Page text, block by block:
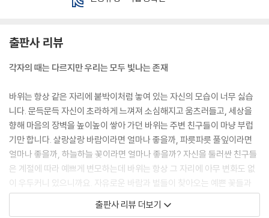
출판사 리뷰
각자의 때는 다르지만 우리는 모두 빛나는 존재
바위는 항상 같은 자리에 붙박이처럼 놓여 있는 자신의 모습이 너무 싫습
니다. 문득문득 자신이 초라하게 느껴져 소심해지고 움츠러들고, 세상을
향해 마음의 장벽을 높이높이 쌓아 가던 바위는 주변 친구들이 마냥 부럽
기만 합니다. 살랑살랑 바람이라면 얼마나 좋을까, 파릇파릇 풀잎이라면
얼마나 좋을까, 하늘하늘 꽃이라면 얼마나 좋을까? 자신을 둘러싼 친구들
은 계절에 따라 예쁘게 변모하는데 바위는 항상 그 자리에 아무 변화도 없
이 우두커니 있으니까요. 자유로운 바람과 벌들이 찾아오는 예쁜 꽃들과
어디든 갈 수 있는 개미들처럼 자신도 뭔가 다른 모습이 되길 원할수록 바
위의 상실감은 커져만 갑니다.
출판사 리뷰 더보기